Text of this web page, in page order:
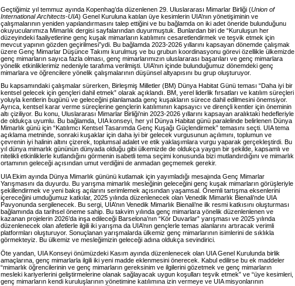
Geçtiğimiz yıl temmuz ayında Kopenhag’da düzenlenen 29. Uluslararası Mimarlar Birliği (Union of
International Architects-UIA) Genel Kuruluna katılan üye kesimlerin UIA’nın yönetişiminin ve
çalışmalarının yeniden yapılandırmasını talep ettiğini ve bu bağlamda on iki adet öneride bulunduğunu
okuyucularımıza Mimarlık dergisi sayfalarından duyurmuştuk. Bunlardan biri de “Kuruluşun her
düzeyindeki faaliyetlerine genç kuşak mimarların katılımını cesaretlendirmek ve teşvik etmek için
mevcut yapının gözden geçirilmesi”ydi. Bu bağlamda 2023-2026 yıllarını kapsayan dönemde çalışmak
üzere Genç Mimarlar Düşünce Takımı kurulmuş ve bu grubun koordinasyonu görevi özellikle ülkemizde
genç mimarların sayıca fazla olması, genç mimarlarımızın uluslararası başarıları ve genç mimarlara
yönelik etkinliklerimiz nedeniyle tarafıma verilmişti. UIA’nın içinde bulunduğumuz dönemdeki genç
mimarlara ve öğrencilere yönelik çalışmalarının düşünsel altyapısını bu grup oluşturuyor.
Bu kapsamındaki çalışmalar sürerken, Birleşmiş Milletler (BM) Dünya Habitat Günü teması “Daha iyi bir
kentsel gelecek için gençleri dahil etmek” olarak açıklandı. BM, yerel liderlik fırsatları ve katılım süreçleri
yoluyla kentlerin bugünü ve geleceğini planlamada genç kuşakların sürece dahil edilmesini önemsiyor.
Ayrıca, kentsel karar verme süreçlerine gençlerin katılımının kapsayıcı ve dirençli kentler için öneminin
altı çiziliyor. Bu konu, Uluslararası Mimarlar Birliği’nin 2023-2026 yıllarını kapsayan aralıktaki hedefleriyle
de oldukça uyumlu. Bu bağlamda, UIA konseyi, her yıl Dünya Habitat günü paralelinde belirlenen Dünya
Mimarlık günü için “Katılımcı Kentsel Tasarımda Genç Kuşağı Güçlendirmek” temasını seçti. UIA tema
açıklama metninde, sonraki kuşaklar için daha iyi bir gelecek vurgusunun açılımını, toplumun ve
çevrenin iyi halinin altını çizerek, toplumsal adalet ve etik yaklaşımlara vurgu yaparak gerçekleştirdi. Bu
yıl dünya mimarlık gününün dünyada olduğu gibi ülkemizde de oldukça yaygın bir şekilde, kapsamlı ve
nitelikli etkinliklerle kutlandığını görmenin isabetli tema seçimi konusunda bizi mutlandırdığını ve mimarlık
ortamının geleceği açısından umut verdiğini de anmadan geçmemek gerekir.
UIA Ekim ayında Dünya Mimarlık gününü kutlamak için yayımladığı mesajında Genç Mimarlar
Yarışmasını da duyurdu. Bu yarışma mimarlık mesleğinin geleceğini genç kuşak mimarların görüşleriyle
şekillendirmek ve yeni bakış açılarını serimlemek açısından yaşamsal. Önemli tartışma eksenlerini
içereceğini umduğumuz katkılar, 2025 yılında düzenlenecek olan Venedik Mimarlık Bienali’nde UIA
Pavyonunda sergilenecek. Bu sergi, UIA’nın Venedik Mimarlık Bienali’ne ilk resmi katkısını oluşturması
bağlamında da tarihsel öneme sahip. Bu takvim yılında genç mimarlara yönelik düzenlenlenen ve
kazanan projelerin 2026’da inşa edileceği Barselona’nın “Kör Duvarlar” yarışması ve 2025 yılında
düzenlenecek olan afetlerle ilgili iki yarışma da UIA’nın gençlerle temas alanlarını artıracak verimli
platformları oluşturuyor. Sonuçlanan yarışmalarda ülkemiz genç mimarlarının isimlerini de sıklıkla
görmekteyiz. Bu ülkemiz ve mesleğimizin geleceği adına oldukça sevindirici.
Öte yandan, UIA Konseyi önümüzdeki Kasım ayında düzenlenecek olan UIA Genel Kurulunda birlik
amaçlarına, genç mimarlarla ilgili iki yeni madde eklenmesini önerecek. Kabul edilirse bu ek maddeler
“mimarlık öğrencilerinin ve genç mimarların gereksinim ve ilgilerini gözetmek ve genç mimarların
mesleki kariyerlerini geliştirmelerine olanak sağlayacak uygun koşulları teşvik etmek” ve “üye kesimleri,
genç mimarların kendi kuruluşlarının yönetimine katılımına izin vermeye ve UIA misyonlarının